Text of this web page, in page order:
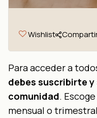
Para acceder a
debes suscribirte
comunidad.
mensual o
Wishlist